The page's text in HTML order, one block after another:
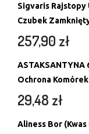
Sigvaris Rajstopy
Czubek
257,90 zł
ASTAKSANTYNA
Ochrona
29,48 zł
Aliness Bor (Kwas